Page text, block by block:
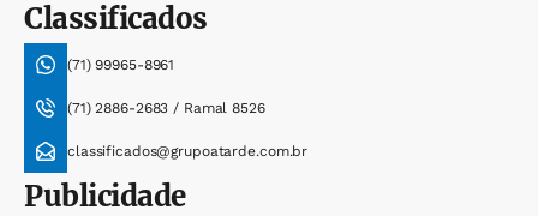
Classificados
(71) 99965-8961
(71) 2886-2683 / Ramal 8526
classificados@grupoatarde.com.br
Publicidade